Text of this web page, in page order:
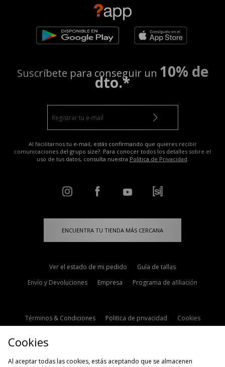
Suscríbete para conseguir un 10% de
dto.*
Al facilitarnos tu e-mail, estás confirmando que quieres recibir
comunicaciones del grupo size?. Para conocer todos los detalles sobre el
uso de tus datos, consulta nuestra Política de Privacidad.
ENCUENTRA TU TIENDA MÁS CERCANA
Ver el estado de mi pedido
Guía de tallas
Envío y Devoluciones
Empresa Programa de afiliación
Términos & Condiciones Politica de privacidad
Cookies
Cookies
Al aceptar todas las cookies, estás aceptando que se almacenen